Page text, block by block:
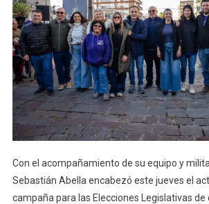
Con el acompañamiento de su equipo y
Sebastián Abella encabezó este jueves el
campaña para las Elecciones Legislativas